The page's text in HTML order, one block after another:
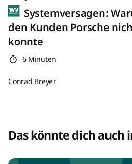
Systemversagen:
den Kunden Porsche
konnte
6 Minuten
Conrad Breyer
Das könnte dich auch